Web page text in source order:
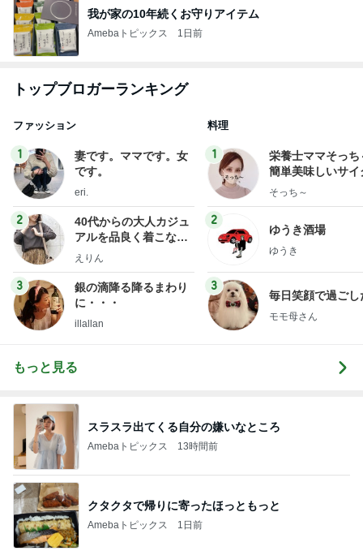
我が家の10年続くお守りアイテム
Amebaトピックス 1日前
トップブロガーランキング
ファッション
1
妻です。ママです。女
です。
eri.
2
40代からの大人カジュ
アルを品良く着こなす
ファッションブログ
えりん
3
銀の滴降る降るまわり
に・・・
illallan
料理
1
栄養士ママそっち
簡単美味しいサイ
献立
そっち～
2
ゆうき酒場
ゆうき
3
毎日笑顔で過ごし
モモ母さん
もっと見る
スラスラ出てくる自分の嫌いなところ
Amebaトピックス 13時間前
クタクタで帰りに寄ったほっともっと
Amebaトピックス 1日前